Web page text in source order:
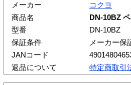
メーカー
コクヨ
商品名
DN-10BZ
型番
DN-10BZ
保証条件
メーカー保
JANコード
返品について
特定商取引